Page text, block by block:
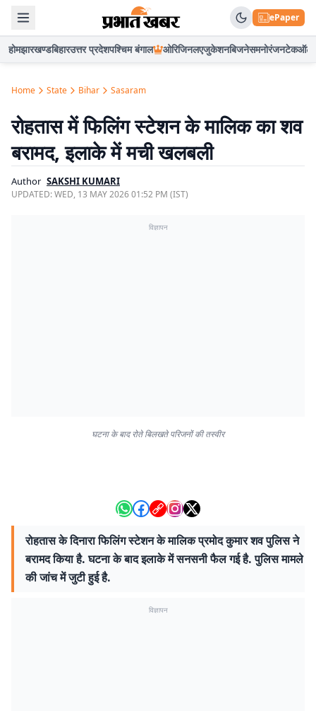
ePaper
होमझारखण्डबिहारउत्तर प्रदेशपश्चिम बंगाल ओरिजिनलएजुकेशनबिजनेसमनोरंजनटेकऑटो
Home State Bihar Sasaram
रोहतास में फिलिंग स्टेशन के मालिक का शव
बरामद, इलाके में मची खलबली
Author SAKSHI KUMARI
UPDATED:WED, 13 MAY 2026 01:52 PM (IST)
विज्ञापन
घटना के बाद रोते बिलखते परिजनों की तस्वीर
रोहतास के दिनारा फिलिंग स्टेशन के मालिक प्रमोद कुमार शव पुलिस ने
बरामद किया है. घटना के बाद इलाके में सनसनी फैल गई है. पुलिस मामले
की जांच में जुटी हुई है.
विज्ञापन